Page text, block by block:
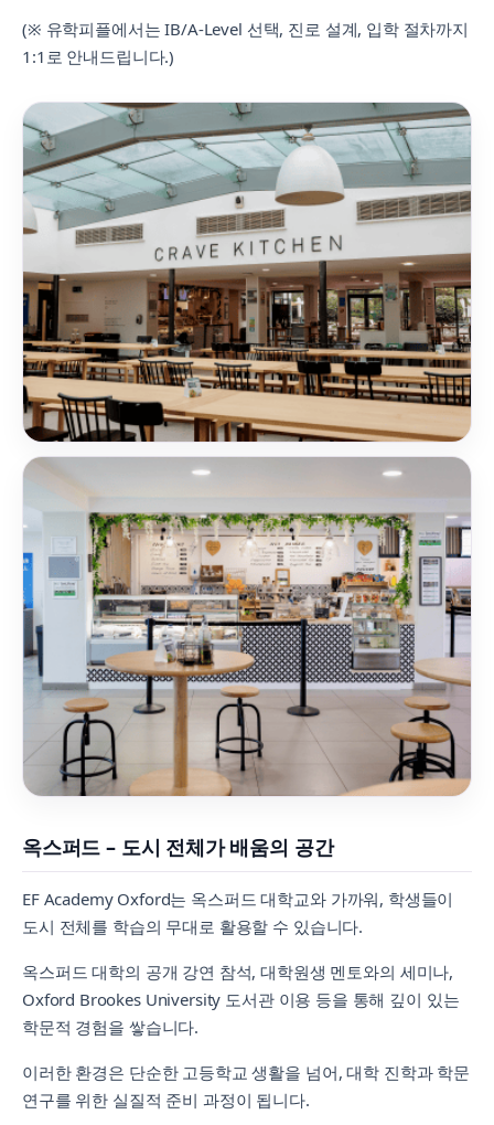
(※ 유학피플에서는 IB/A-Level 선택, 진로 설계, 입학 절차까지
1:1로 안내드립니다.)
옥스퍼드 – 도시 전체가 배움의 공간
EF Academy Oxford는 옥스퍼드 대학교와 가까워, 학생들이
도시 전체를 학습의 무대로 활용할 수 있습니다.
옥스퍼드 대학의 공개 강연 참석, 대학원생 멘토와의 세미나,
Oxford Brookes University 도서관 이용 등을 통해 깊이 있는
학문적 경험을 쌓습니다.
이러한 환경은 단순한 고등학교 생활을 넘어, 대학 진학과 학문
연구를 위한 실질적 준비 과정이 됩니다.